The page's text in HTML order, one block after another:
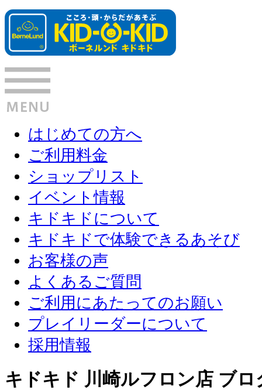
はじめての方へ
ご利用料金
ショップリスト
イベント情報
キドキドについて
キドキドで体験できるあそび
お客様の声
よくあるご質問
ご利用にあたってのお願い
プレイリーダーについて
採用情報
キドキド 川崎ルフロン店 ブ